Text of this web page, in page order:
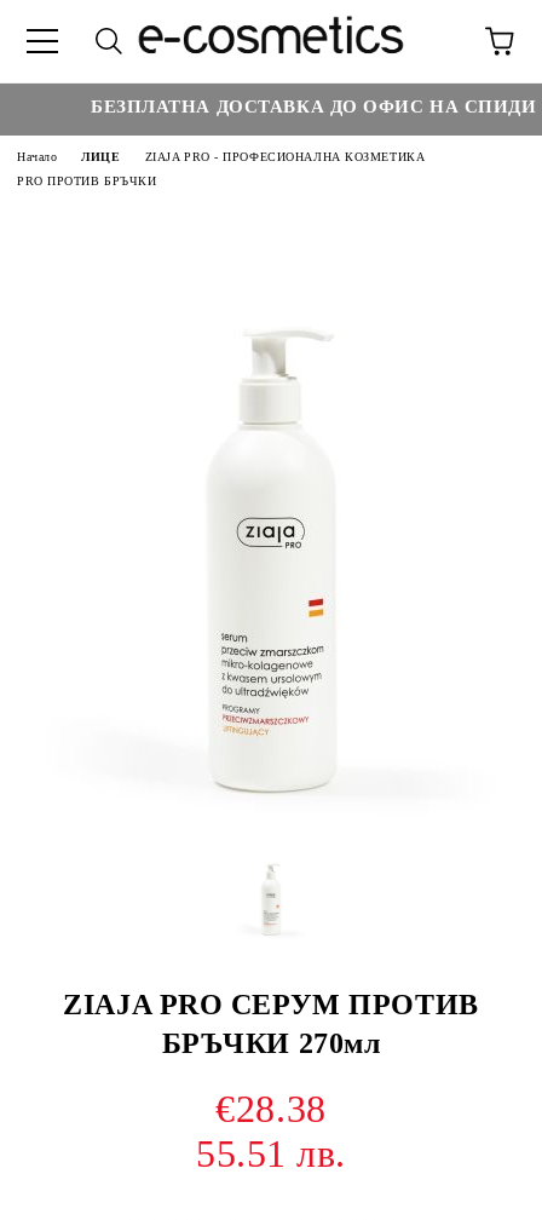
БЕЗПЛАТНА ДОСТАВКА ДО ОФИС НА СПИДИ
Начало ЛИЦЕ
ZIAJA PRO - ПРОФЕСИОНАЛНА КОЗМЕТИКА
PRO ПРОТИВ БРЪЧКИ
ZIAJA PRO СЕРУМ ПРОТИВ
БРЪЧКИ 270мл
€28.38
55.51 лв.